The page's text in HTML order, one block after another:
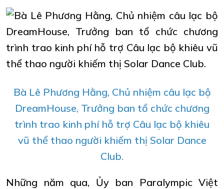
Bà Lê Phương Hằng, Chủ nhiệm câu lạc bộ
DreamHouse, Trưởng ban tổ chức chương
trình trao kinh phí hỗ trợ Câu lạc bộ khiêu
vũ thể thao người khiếm thị Solar Dance
Club.
Những năm qua, Ủy ban Paralympic Việt